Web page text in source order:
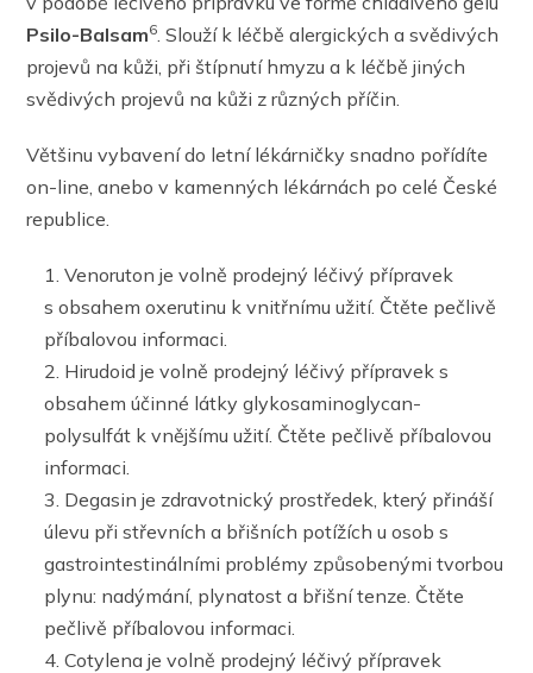
Psilo-Balsam6. Slouží k léčbě alergických a svědivých
projevů na kůži, při štípnutí hmyzu a k léčbě jiných
svědivých projevů na kůži z různých příčin.
Většinu vybavení do letní lékárničky snadno pořídíte
on-line, anebo v kamenných lékárnách po celé České
republice.
Venoruton je volně prodejný léčivý přípravek
s obsahem oxerutinu k vnitřnímu užití. Čtěte pečlivě
příbalovou informaci.
Hirudoid je volně prodejný léčivý přípravek s
obsahem účinné látky glykosaminoglycan-
polysulfát k vnějšímu užití. Čtěte pečlivě příbalovou
informaci.
Degasin je zdravotnický prostředek, který přináší
úlevu při střevních a břišních potížích u osob s
gastrointestinálními problémy způsobenými tvorbou
plynu: nadýmání, plynatost a břišní tenze. Čtěte
pečlivě příbalovou informaci.
Cotylena je volně prodejný léčivý přípravek